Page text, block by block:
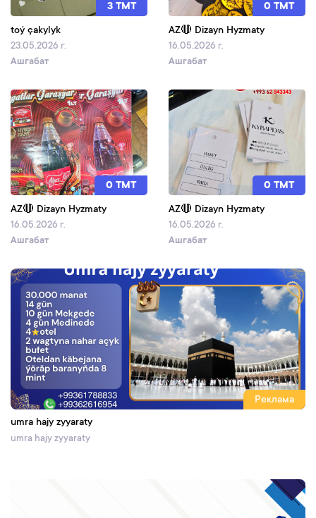
3 TMT
toý çakylyk
23.05.2026 г.
Ашгабат
0 TMT
AZ🔴 Dizayn Hyzmaty
16.05.2026 г.
Ашгабат
0 TMT
AZ🔴 Dizayn Hyzmaty
16.05.2026 г.
Ашгабат
0 TMT
AZ🔴 Dizayn Hyzmaty
16.05.2026 г.
Ашгабат
Реклама
umra hajy zyyaraty
umra hajy zyyaraty